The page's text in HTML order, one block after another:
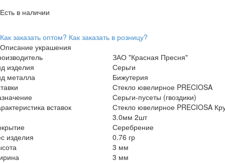
Есть в наличии
Как заказать оптом? Как заказать в розницу?
Описание украшения
ЗАО "Красная Пресня"
изделия
Серьги
металла
Бижутерия
Стекло ювелирное PRECIOSA
Серьги-пусеты (гвоздики)
вставок
Стекло ювелирное PRECIOSA
3.0мм 2шт
Серебрение
изделия
0.76 гр
3 мм
3 мм